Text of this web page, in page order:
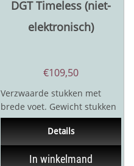
DGT Timeless (niet-
elektronisch)
€109,50
Verzwaarde stukken met
brede voet. Gewicht stukken
870 gram Koningshoogte 9,5
Details
In winkelmand